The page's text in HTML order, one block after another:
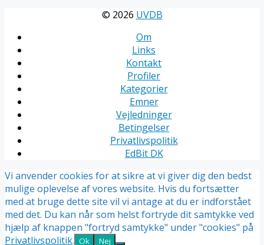
© 2026 UVDB
Om
Links
Kontakt
Profiler
Kategorier
Emner
Vejledninger
Betingelser
Privatlivspolitik
EdBit DK
Vi anvender cookies for at sikre at vi giver dig den bedst
mulige oplevelse af vores website. Hvis du fortsætter
med at bruge dette site vil vi antage at du er indforstået
med det. Du kan når som helst fortryde dit samtykke ved
hjælp af knappen "fortryd samtykke" under "cookies" på
Privatlivspolitik. Ok Nej